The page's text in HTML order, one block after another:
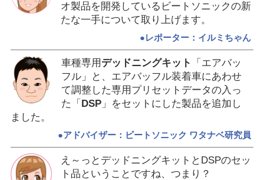
オ製品を開発しているビートソニックの新
たな一手について取り上げます。
●レポーター：イルミちゃん
車種専用 デッドニングキット
「エアバッ
フル」と、エアバッフル装着車にあわせ
て調整した専用プリセットデータの入っ
た「 DSP」をセットにした製品を追加し
ました。
●アドバイザー：ビートソニック ワタナベ研究員
え～っとデッドニングキットとDSPのセッ
ト品ということですね、つまり？